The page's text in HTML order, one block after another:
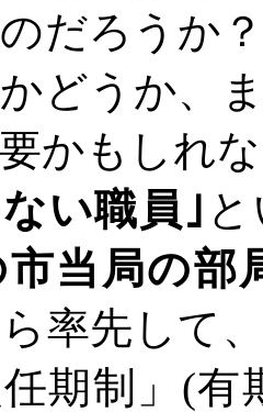
だろうか
どうか、
かもしれ
い職員｣
当局の部
率先して
期制」 (有